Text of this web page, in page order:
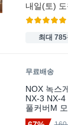
내일(토)
최대
무료배송
NOX 녹스
NX-3 NX-
풀커버M
M, 혼합, 녹